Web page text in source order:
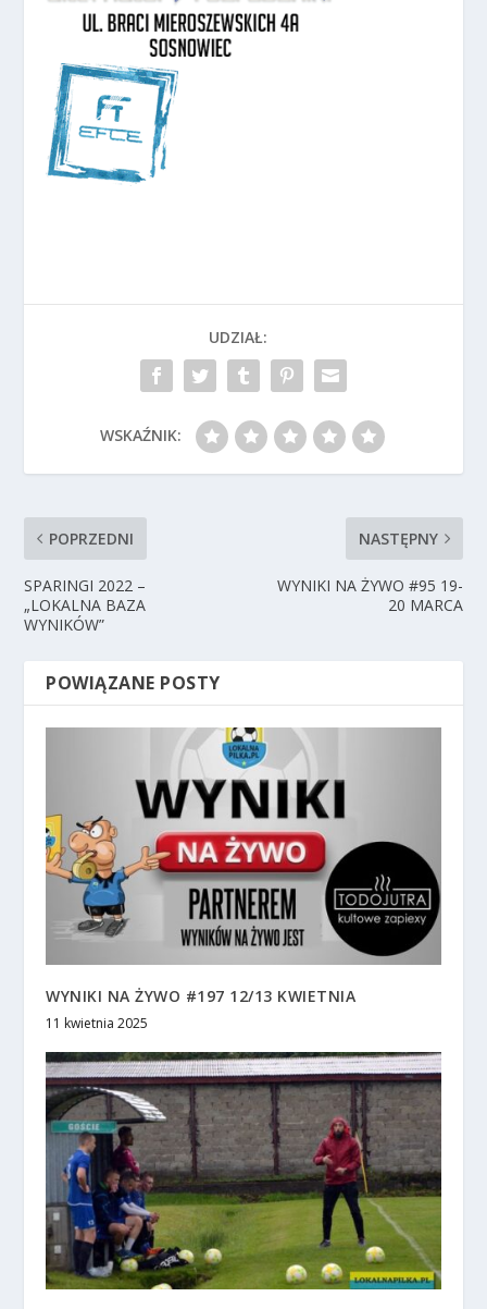
UDZIAŁ:
WSKAŹNIK:
POPRZEDNI
SPARINGI 2022 –
„LOKALNA BAZA
WYNIKÓW”
NASTĘPNY
WYNIKI NA ŻYWO #95 19-
20 MARCA
POWIĄZANE POSTY
WYNIKI NA ŻYWO #197 12/13 KWIETNIA
11 kwietnia 2025